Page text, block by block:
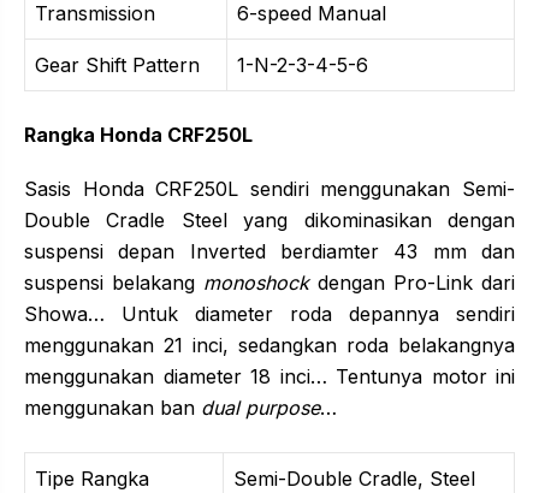
Transmission 6-speed Manual
Gear Shift Pattern 1-N-2-3-4-5-6
Rangka Honda CRF250L
Sasis Honda CRF250L sendiri menggunakan Semi-
Double Cradle Steel yang dikominasikan dengan
suspensi depan Inverted berdiamter 43 mm dan
suspensi belakang monoshockdengan Pro-Link dari
Showa… Untuk diameter roda depannya sendiri
menggunakan 21 inci, sedangkan roda belakangnya
menggunakan diameter 18 inci… Tentunya motor ini
menggunakan ban dual purpose…
Tipe Rangka Semi-Double Cradle, Steel